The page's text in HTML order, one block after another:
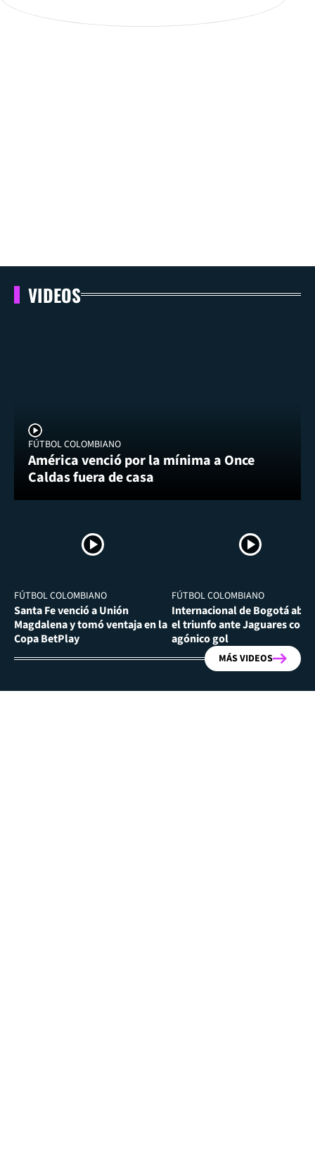
VIDEOS
FÚTBOL COLOMBIANO
América venció por la mínima a Once
Caldas fuera de casa
FÚTBOL COLOMBIANO
Santa Fe venció a Unión
Magdalena y tomó ventaja en la
Copa BetPlay
FÚTBOL COLOMBIANO
Internacional de Bogotá
el triunfo ante Jaguares con
agónico gol
MÁS VIDEOS